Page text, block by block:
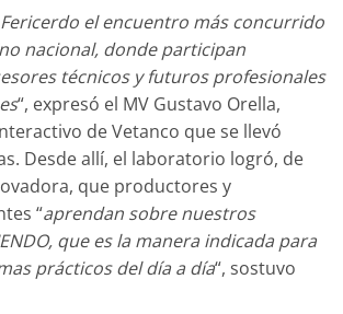
el encuentro más concurrido
nacional, donde participan
técnicos y futuros profesionales
“, expresó el MV Gustavo Orella,
de Vetanco que se llevó
Desde allí, el laboratorio logró, de
que productores y
“aprendan sobre nuestros
que es la manera indicada para
prácticos del día a día“, sostuvo